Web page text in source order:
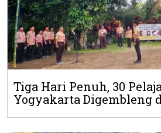
Tiga Hari Penuh, 30
Yogyakarta Digembleng